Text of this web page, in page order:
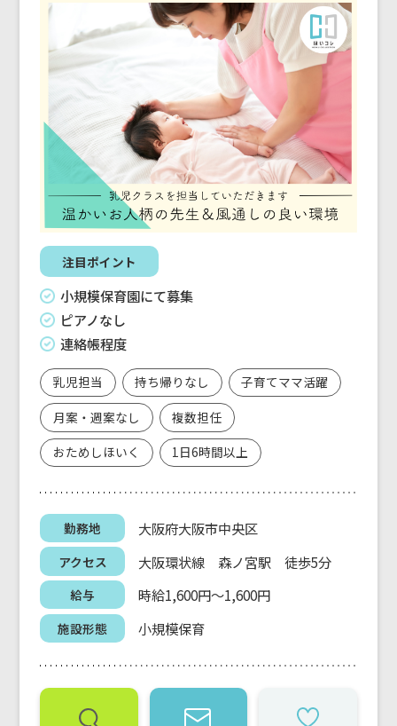
注目ポイント
小規模保育園にて募集
ピアノなし
連絡帳程度
乳児担当 持ち帰りなし
子育てママ活躍
月案・週案なし
複数担任
おためしほいく
1日6時間以上
勤務地 大阪府大阪市中央区
アクセス 大阪環状線 森ノ宮駅 徒歩5分
給与 時給1,600円～1,600円
施設形態 小規模保育